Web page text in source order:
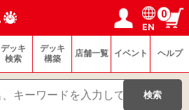
ログイン／会員登録
マイページ
EN
0
デッキ
検索
デッキ
構築
店舗一覧 イベント ヘルプ